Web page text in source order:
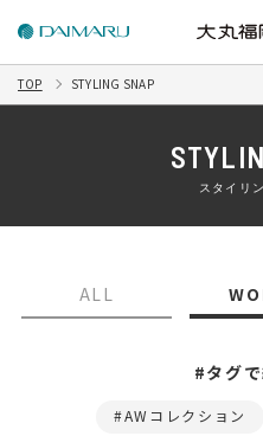
TOP STYLING SNAP
スタイリ
ALL
#タグ
AWコレクション